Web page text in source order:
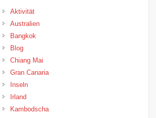
Aktivität
Australien
Bangkok
Blog
Chiang Mai
Gran Canaria
Inseln
Irland
Kambodscha